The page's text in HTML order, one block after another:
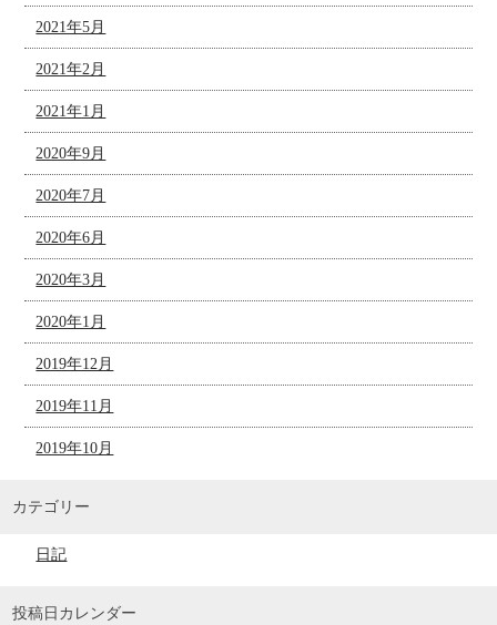
2021年5月
2021年2月
2021年1月
2020年9月
2020年7月
2020年6月
2020年3月
2020年1月
2019年12月
2019年11月
2019年10月
カテゴリー
日記
投稿日カレンダー